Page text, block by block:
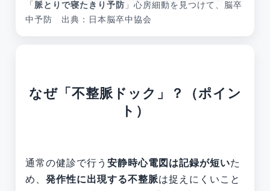
「脈とりで寝たきり予防 」心房細動を見つけて、脳卒
中予防 出典：日本脳卒中協会
なぜ「不整脈ドック」？（ポイン
ト）
通常の健診で行う 安静時心電図は記録が短いた
め、 発作性に出現する不整脈は捉えにくいこと